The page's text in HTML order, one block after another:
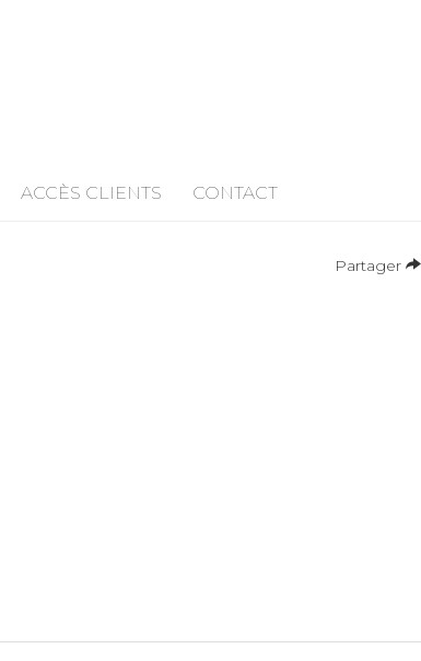
ACCÈS CLIENTS CONTACT
Partager